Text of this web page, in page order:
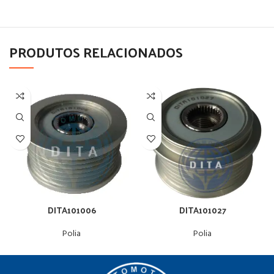
PRODUTOS RELACIONADOS
DITA101006
Polia
DITA101027
Polia